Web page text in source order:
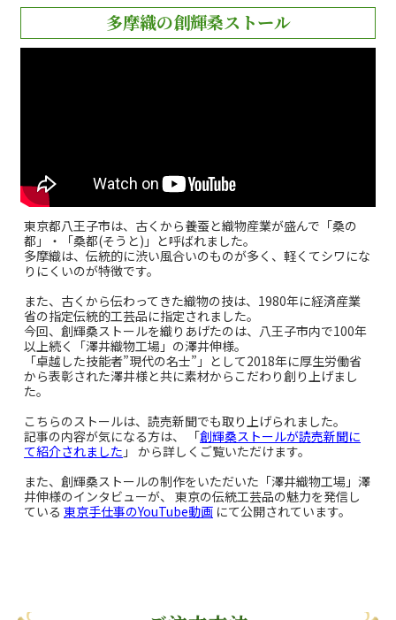
多摩織の創輝桑ストール
東京都八王子市は、古くから養蚕と織物産業が盛んで「桑の
都」・「桑都(そうと)」と呼ばれました。
多摩織は、伝統的に渋い風合いのものが多く、軽くてシワにな
りにくいのが特徴です。
また、古くから伝わってきた織物の技は、1980年に経済産業
省の指定伝統的工芸品に指定されました。
今回、創輝桑ストールを織りあげたのは、八王子市内で100年
以上続く「澤井織物工場」の澤井伸様。
「卓越した技能者”現代の名士”」として2018年に厚生労働省
から表彰された澤井様と共に素材からこだわり創り上げまし
た。
こちらのストールは、読売新聞でも取り上げられました。
記事の内容が気になる方は、
「創輝桑ストールが読売新聞に
て紹介されました 」から詳しくご覧いただけます。
また、創輝桑ストールの制作をいただいた「澤井織物工場」澤
井伸様のインタビューが、 東京の伝統工芸品の魅力を発信し
ている東京手仕事のYouTube動画 にて公開されています。